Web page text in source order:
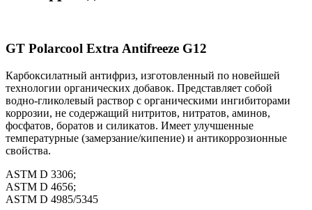
GT Polarcool Extra Antifreeze G12
Карбоксилатный антифриз, изготовленный по новейшей
технологии органических добавок. Представляет собой
водно-гликолевый раствор с органическими ингибиторами
коррозии, не содержащий нитритов, нитратов, аминов,
фосфатов, боратов и силикатов. Имеет улучшенные
температурные (замерзание/кипение) и антикоррозионные
свойства.
ASTM D 3306;
ASTM D 4656;
ASTM D 4985/5345